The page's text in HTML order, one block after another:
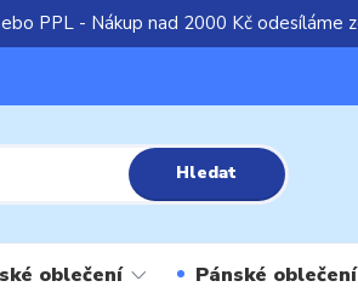
PPL - Nákup nad 2000 Kč odesíláme
Hledat
oblečení Pánské oblečení